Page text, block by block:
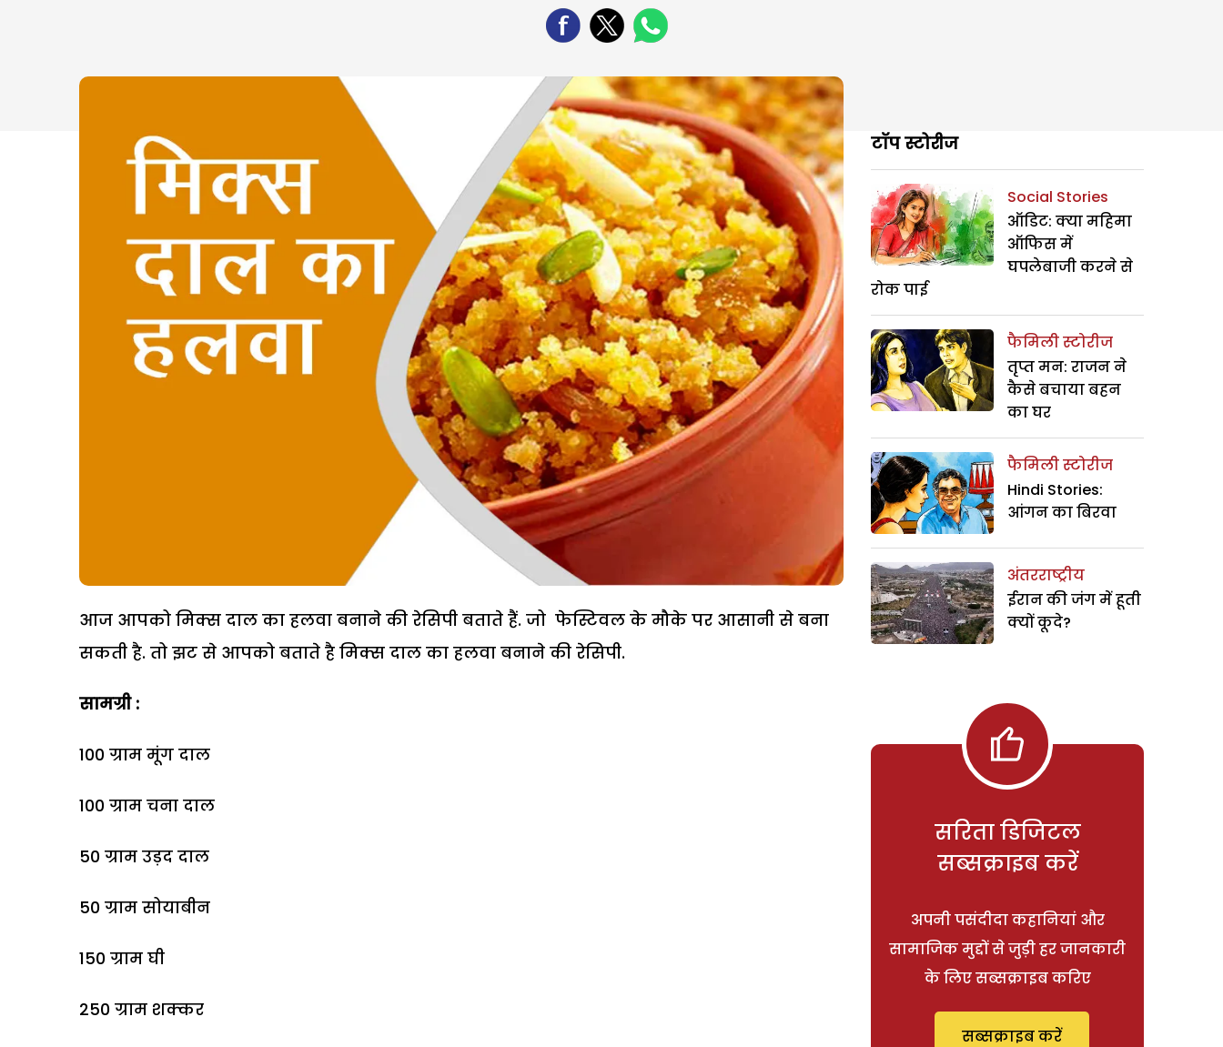
आज आपको मिक्स दाल का हलवा बनाने की रेसिपी बताते हैं. जो फेस्टिवल के मौके पर आसानी से बना
सकती है. तो झट से आपको बताते है मिक्स दाल का हलवा बनाने की रेसिपी.
सामग्री :
100 ग्राम मूंग दाल
100 ग्राम चना दाल
50 ग्राम उड़द दाल
50 ग्राम सोयाबीन
150 ग्राम घी
250 ग्राम शक्कर
टॉप स्टोरीज
Social Stories
ऑडिट: क्या महिमा
ऑफिस में
घपलेबाजी करने से
रोक पाई
फैमिली स्टोरीज
तृप्त मन: राजन ने
कैसे बचाया बहन
का घर
फैमिली स्टोरीज
Hindi Stories:
आंगन का बिरवा
अंतरराष्ट्रीय
ईरान की जंग में हूती
क्यों कूदे?
सरिता डिजिटल
सब्सक्राइब करें
अपनी पसंदीदा कहानियां और
सामाजिक मुद्दों से जुड़ी हर जानकारी
के लिए सब्सक्राइब करिए
सब्सक्राइब करें